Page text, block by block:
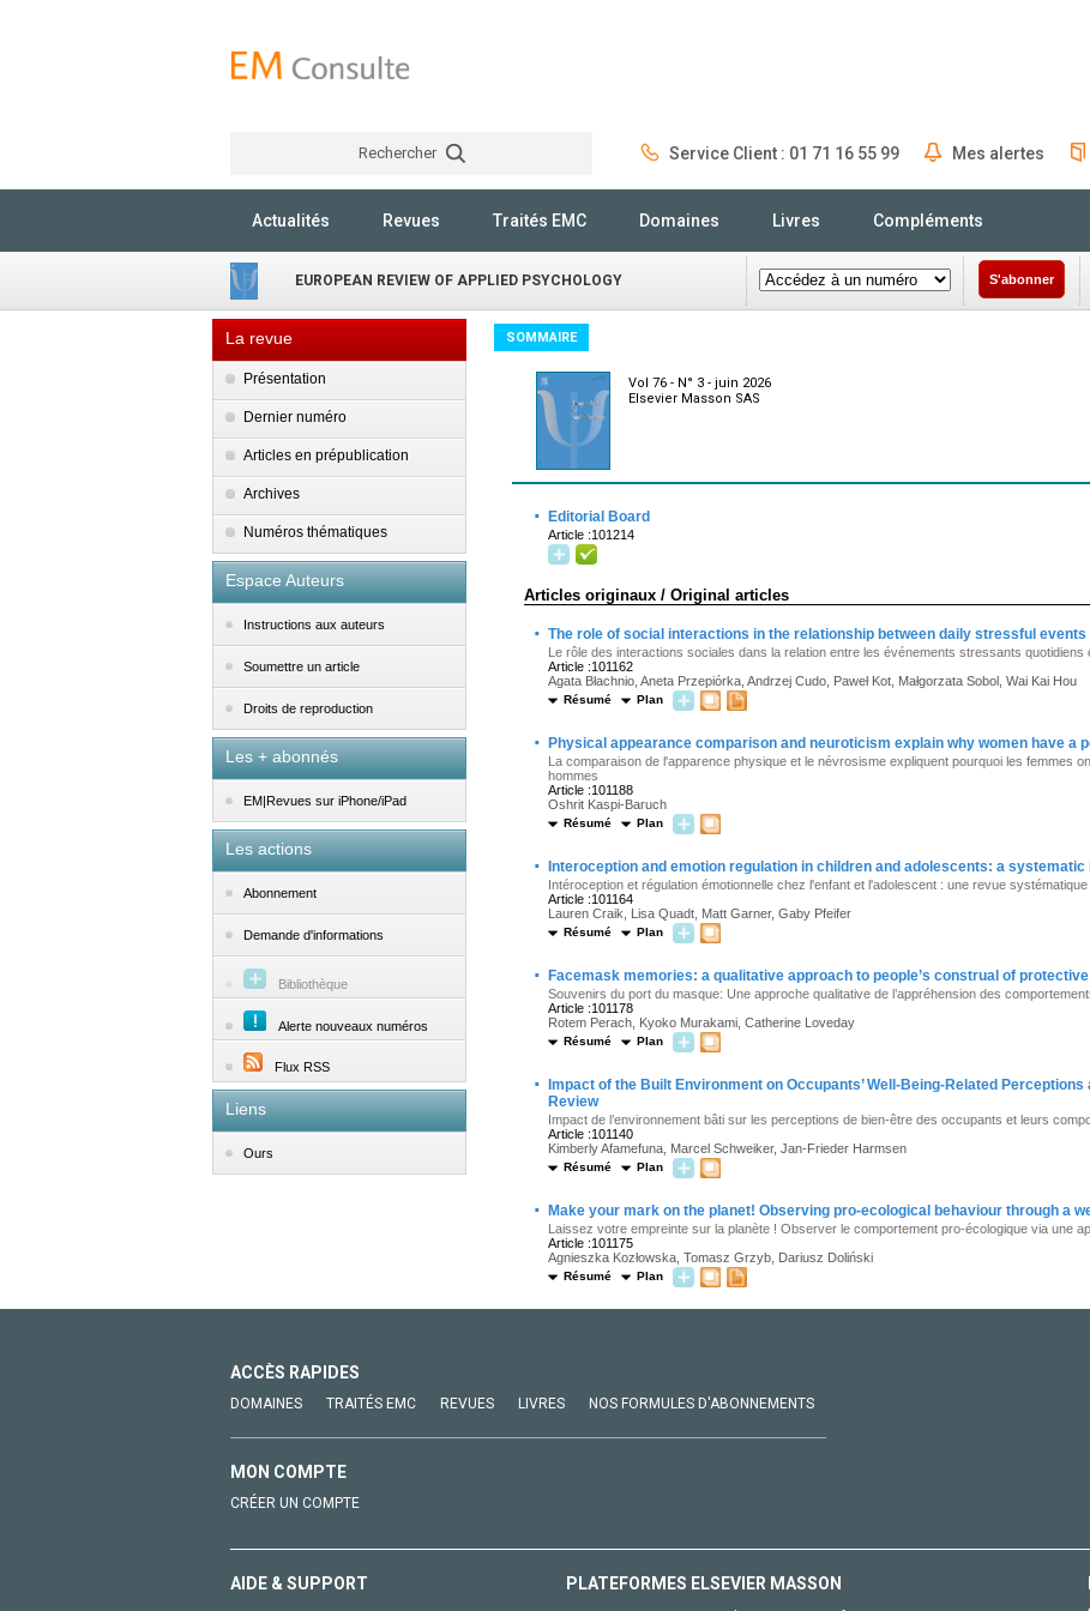
Rechercher Service Client : 01 71 16 55 99 Mes alertes
Actualités Revues Traités EMC Domaines Livres Compléments
EUROPEAN REVIEW OF APPLIED PSYCHOLOGY S'abonner
La revue
Présentation
Dernier numéro
Articles en prépublication
Archives
Numéros thématiques
Espace Auteurs
Instructions aux auteurs
Soumettre un article
Droits de reproduction
Les + abonnés
EM|Revues sur iPhone/iPad
Les actions
Abonnement
Demande d'informations
Bibliothèque
Alerte nouveaux numéros
Flux RSS
Liens
Ours
SOMMAIRE
Vol 76 - N° 3 - juin 2026
Elsevier Masson SAS
· Editorial Board
Article :101214
Articles originaux / Original articles
· The role of social interactions in the relationship between daily stressful
Le rôle des interactions sociales dans la relation entre les événements stressants quotidiens
Article :101162
Agata Błachnio, Aneta Przepiórka, Andrzej Cudo, Paweł Kot, Małgorzata Sobol, Wai Kai Hou
Résumé Plan
· Physical appearance comparison and neuroticism explain why women have a
La comparaison de l'apparence physique et le névrosisme expliquent pourquoi les femmes
hommes
Article :101188
Oshrit Kaspi-Baruch
Résumé Plan
· Interoception and emotion regulation in children and adolescents: a
Intéroception et régulation émotionnelle chez l'enfant et l'adolescent : une revue
Article :101164
Lauren Craik, Lisa Quadt, Matt Garner, Gaby Pfeifer
Résumé Plan
· Facemask memories: a qualitative approach to people’s construal of
Souvenirs du port du masque: Une approche qualitative de l’appréhension des
Article :101178
Rotem Perach, Kyoko Murakami, Catherine Loveday
Résumé Plan
·
Impact of the Built Environment on Occupants’ Well-Being-Related
Review
Impact de l’environnement bâti sur les perceptions de bien-être des occupants et leurs
Article :101140
Kimberly Afamefuna, Marcel Schweiker, Jan-Frieder Harmsen
Résumé Plan
· Make your mark on the planet! Observing pro-ecological behaviour through a
Laissez votre empreinte sur la planète ! Observer le comportement pro-écologique via une
Article :101175
Agnieszka Kozłowska, Tomasz Grzyb, Dariusz Doliński
Résumé Plan
ACCÈS RAPIDES
DOMAINES TRAITÉS EMC REVUES LIVRES NOS FORMULES D'ABONNEMENTS
MON COMPTE
CRÉER UN COMPTE
AIDE & SUPPORT PLATEFORMES ELSEVIER MASSON